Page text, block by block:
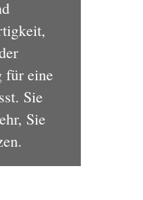
für eine
Sie
Sie